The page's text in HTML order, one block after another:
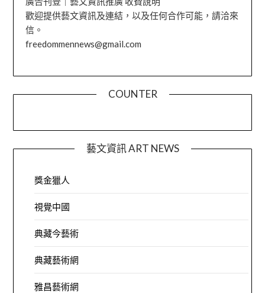
歡迎提供藝文資訊及連結，以及任何合作可能，請洽來
信。
freedommennews@gmail.com
COUNTER
藝文資訊 ART NEWS
獎金獵人
視覺中國
典藏今藝術
典藏藝術網
雅昌藝術網